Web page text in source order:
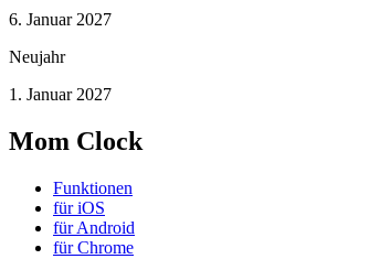
6. Januar 2027
Neujahr
1. Januar 2027
Mom Clock
Funktionen
für iOS
für Android
für Chrome